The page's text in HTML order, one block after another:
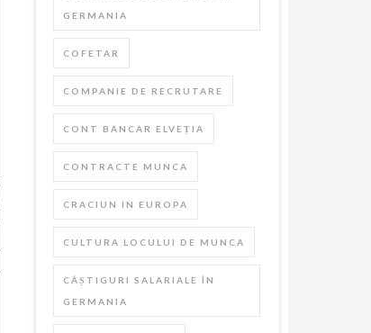
GERMANIA
COFETAR
COMPANIE DE RECRUTARE
CONT BANCAR ELVEȚIA
CONTRACTE MUNCA
CRACIUN IN EUROPA
CULTURA LOCULUI DE MUNCA
CÂȘTIGURI SALARIALE ÎN
GERMANIA